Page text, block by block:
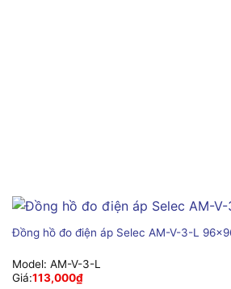
Đồng hồ đo điện áp Selec AM-V-3-L
Model: AM-V-3-L
Giá:113,000₫